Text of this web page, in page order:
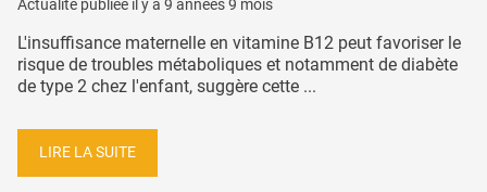
Actualité publiée il y a 9 années 9 mois
L'insuffisance maternelle en vitamine B12 peut favoriser le
risque de troubles métaboliques et notamment de diabète
de type 2 chez l'enfant, suggère cette ...
LIRE LA SUITE